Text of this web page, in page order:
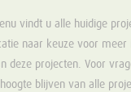
vindt u alle huidige
naar keuze voor
deze projecten. Voor
blijven van alle